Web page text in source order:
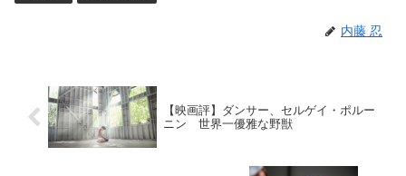
内藤 忍
【映画評】ダンサー、セルゲイ・ポルー
ニン 世界一優雅な野獣